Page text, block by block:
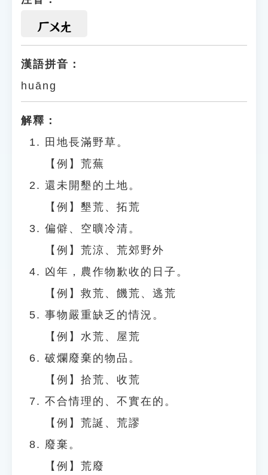
ㄏㄨㄤ
漢語拼音：
huāng
解釋：
田地長滿野草。
【例】荒蕪
還未開墾的土地。
【例】墾荒、拓荒
偏僻、空曠冷清。
【例】荒涼、荒郊野外
凶年，農作物歉收的日子。
【例】救荒、饑荒、逃荒
事物嚴重缺乏的情況。
【例】水荒、屋荒
破爛廢棄的物品。
【例】拾荒、收荒
不合情理的、不實在的。
【例】荒誕、荒謬
廢棄。
【例】荒廢